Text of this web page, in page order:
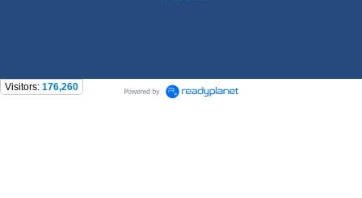
Visitors: 176,260